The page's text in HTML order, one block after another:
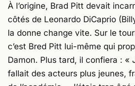
À l’origine, Brad Pitt devait
côtés de Leonardo DiCaprio
la donne change vite. Sur le
c’est Bred Pitt lui-même qui
Damon. Plus tard, il confiera : «
fallait des acteurs plus jeunes,